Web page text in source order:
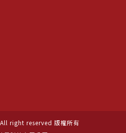
right reserved 版權所有